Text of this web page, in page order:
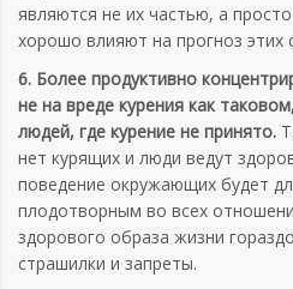
являются не их частью, а
хорошо влияют на прогноз этих
6. Более продуктивно
не на вреде курения как
людей, где курение не принято.
нет курящих и люди ведут
поведение окружающих будет
плодотворным во всех
здорового образа жизни
страшилки и запреты.